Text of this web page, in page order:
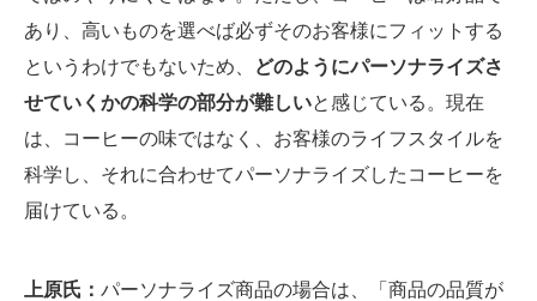
あり、高いものを選べば必ずそのお客様にフィットする
というわけでもないため、
どのようにパーソナライズさ
せていくかの科学の部分が難しいと感じている。現在
は、コーヒーの味ではなく、お客様のライフスタイルを
科学し、それに合わせてパーソナライズしたコーヒーを
届けている。
上原氏： パーソナライズ商品の場合は、「商品の品質が